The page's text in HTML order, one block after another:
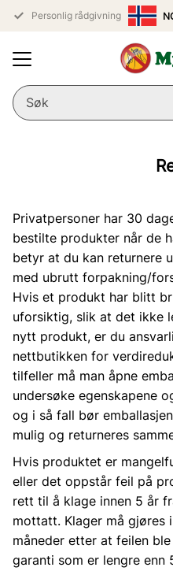
Personlig rådgivning
Privatpersoner har 30
bestilte produkter når de
betyr at du kan returnere
med ubrutt forpakning/
Hvis et produkt har blitt
uforsiktig, slik at det ikke
nytt produkt, er du
nettbutikken for
tilfeller må man åpne
undersøke egenskapene
og i så fall bør
mulig og returneres
Hvis produktet er
eller det oppstår feil på
rett til å klage innen 5 år
mottatt. Klager må gjøres
måneder etter at feilen
garanti som er lengre enn